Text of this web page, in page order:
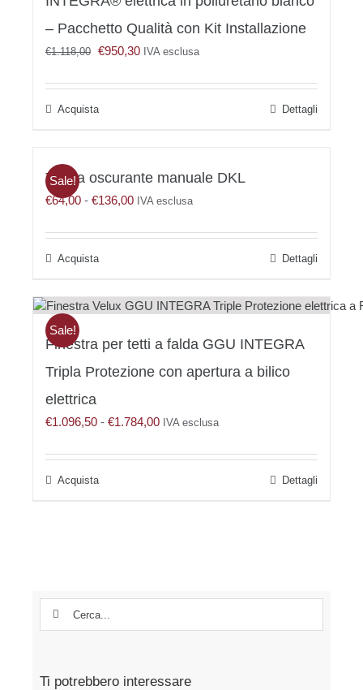
– Pacchetto Qualità con Kit Installazione
€1.118,00 Il
originale
€950,30Il
attuale
IVA esclusa
Acquista Dettagli
Sale!
Tenda oscurante manuale DKL
€64,00 - €136,00Fascia
prezzo:
€136,00
IVA esclusa
Questo
più
Le
possono
nella
del
prodotto
Dettagli
Sale!
Finestra per tetti a falda GGU INTEGRA
Tripla Protezione con apertura a bilico
elettrica
€1.096,50 - €1.784,00Fascia
prezzo:
IVA esclusa
Questo
possono
essere
scelte
del
Dettagli
Ti potrebbero interessare